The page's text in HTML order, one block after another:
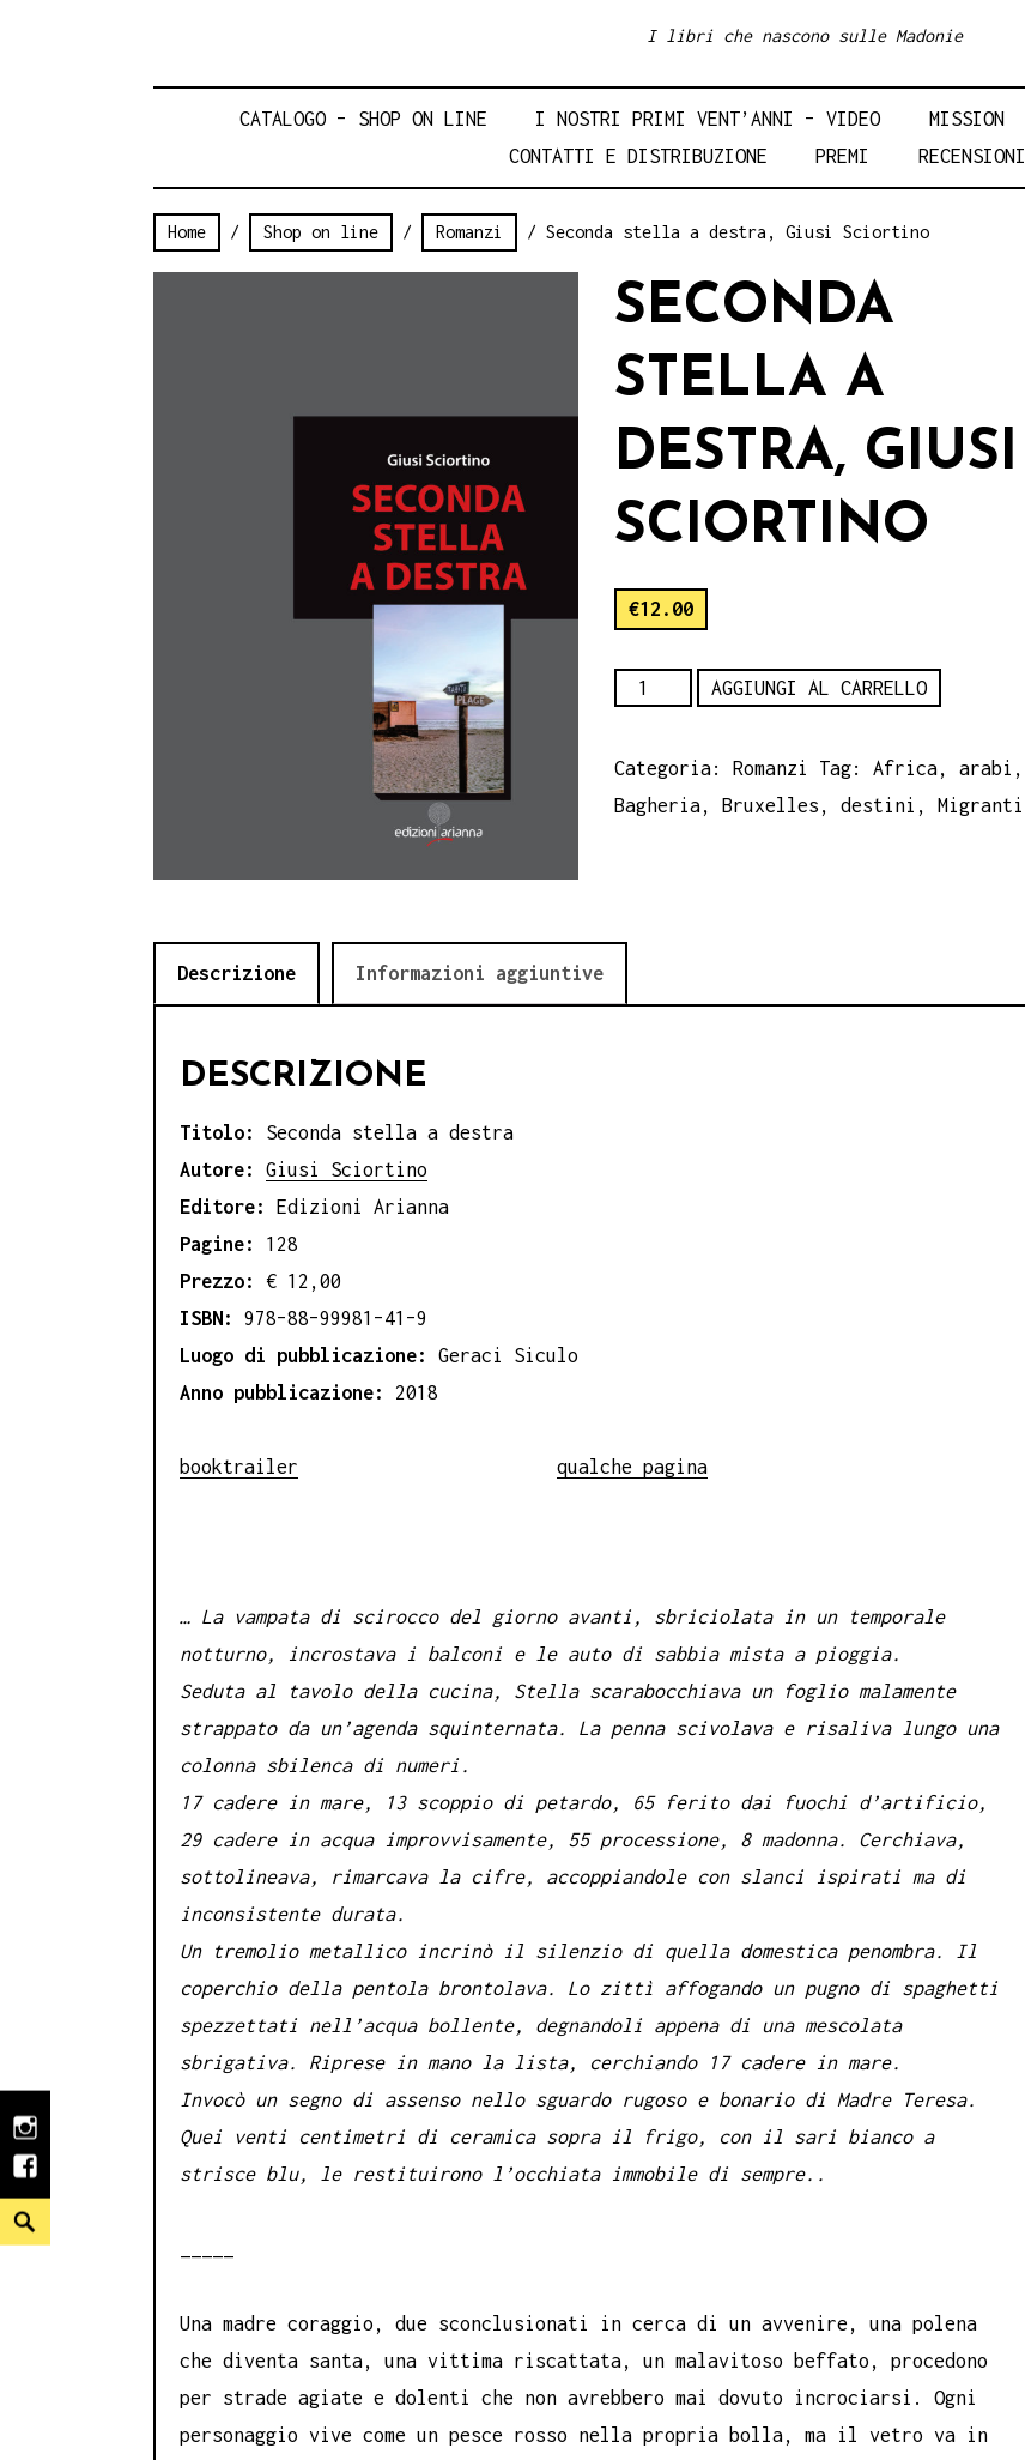
I libri che nascono sulle Madonie
CATALOGO – SHOP ON LINE I NOSTRI PRIMI VENT’ANNI – VIDEO MISSION
CONTATTI E DISTRIBUZIONE
PREMI RECENSIONI
instagram
facebook
Search
Home / Shop on line / Romanzi / Seconda stella a destra, Giusi Sciortino
SECONDA
STELLA A
DESTRA, GIUSI
SCIORTINO
€12.00
Seconda
a
destra,
AGGIUNGI AL CARRELLO
Categoria: Romanzi Tag: Africa, arabi ,
Bagheria, Bruxelles , destini , Migranti
Descrizione Informazioni aggiuntive
DESCRIZIONE
Titolo: Seconda stella a destra
Autore:
Giusi Sciortino
Editore: Edizioni Arianna
Pagine:
128
Prezzo: € 12,00
ISBN: 978–88–99981–41–9
Luogo di pubblicazione: Geraci Siculo
Anno pubblicazione: 2018
booktrailer qualche pagina
… La vampata di scirocco del giorno avanti, sbriciolata in un temporale
notturno, incrostava i balconi e le auto di sabbia mista a pioggia.
Seduta al tavolo della cucina, Stella scarabocchiava un foglio malamente
strappato da un’agenda squinternata. La penna scivolava e risaliva lungo una
colonna sbilenca di numeri.
17 cadere in mare, 13 scoppio di petardo, 65 ferito dai fuochi d’artificio,
29 cadere in acqua improvvisamente, 55 processione, 8 madonna. Cerchiava,
sottolineava, rimarcava la cifre, accoppiandole con slanci ispirati ma di
inconsistente durata.
Un tremolio metallico incrinò il silenzio di quella domestica penombra. Il
coperchio della pentola brontolava. Lo zittì affogando un pugno di spaghetti
spezzettati nell’acqua bollente, degnandoli appena di una mescolata
sbrigativa. Riprese in mano la lista, cerchiando 17 cadere in mare.
Invocò un segno di assenso nello sguardo rugoso e bonario di Madre Teresa.
Quei venti centimetri di ceramica sopra il frigo, con il sari bianco a
strisce blu, le restituirono l’occhiata immobile di sempre..
Una madre coraggio, due sconclusionati in cerca di un avvenire, una polena
che diventa santa, una vittima riscattata, un malavitoso beffato, procedono
per strade agiate e dolenti che non avrebbero mai dovuto incrociarsi. Ogni
personaggio vive come un pesce rosso nella propria bolla, ma il vetro va in